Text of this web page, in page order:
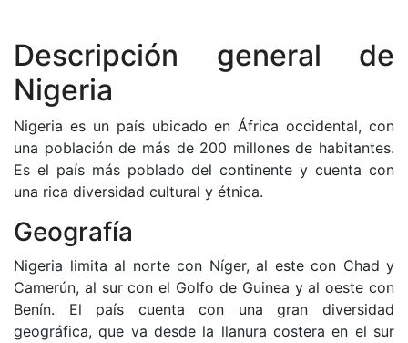
Descripción general de
Nigeria
Nigeria es un país ubicado en África occidental, con
una población de más de 200 millones de habitantes.
Es el país más poblado del continente y cuenta con
una rica diversidad cultural y étnica.
Geografía
Nigeria limita al norte con Níger, al este con Chad y
Camerún, al sur con el Golfo de Guinea y al oeste con
Benín. El país cuenta con una gran diversidad
geográfica, que va desde la llanura costera en el sur